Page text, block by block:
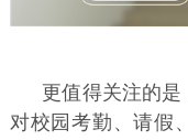
更值得关注的
对校园考勤、请假